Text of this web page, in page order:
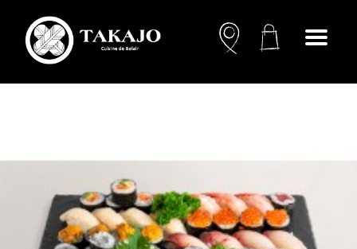
Open